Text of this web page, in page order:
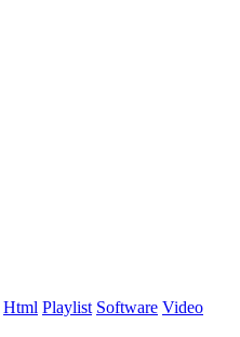
Html Playlist Software Video